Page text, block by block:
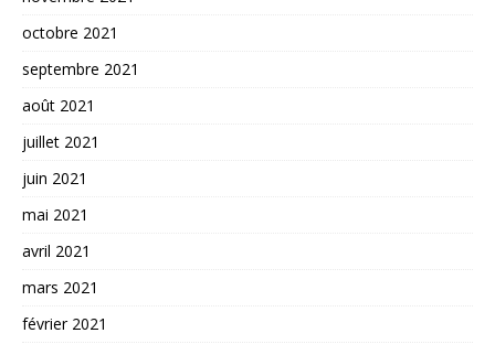
octobre 2021
septembre 2021
août 2021
juillet 2021
juin 2021
mai 2021
avril 2021
mars 2021
février 2021